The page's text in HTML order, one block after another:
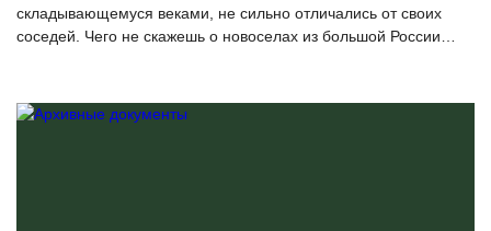
складывающемуся веками, не сильно отличались от своих
соседей. Чего не скажешь о новоселах из большой России…